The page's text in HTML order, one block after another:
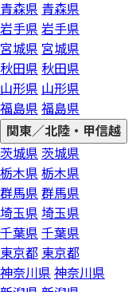
青森県 青森県
岩手県 岩手県
宮城県 宮城県
秋田県 秋田県
山形県 山形県
福島県 福島県
関東／北陸・甲信越
茨城県 茨城県
栃木県 栃木県
群馬県 群馬県
埼玉県 埼玉県
千葉県 千葉県
東京都 東京都
神奈川県 神奈川県